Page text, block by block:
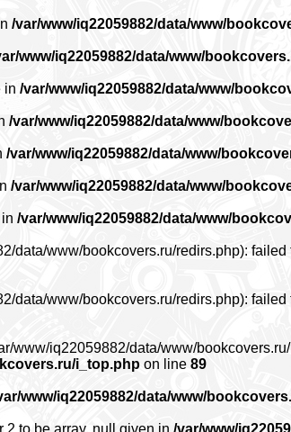
/var/www/iq22059882/data/www/
www/iq22059882/data/www/
in /var/www/iq22059882/data/www/
/var/www/iq22059882/data/www/
/var/www/iq22059882/data/www/
/var/www/iq22059882/data/www/
/var/www/iq22059882/data/www/
data/www/bookcovers.ru/redirs.php):
data/www/bookcovers.ru/redirs.php):
www/iq22059882/data/www/
i_top.php on line 89
www/iq22059882/data/www/
2 to be array, null given in /var/www/